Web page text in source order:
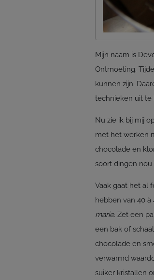
Mijn naam is
Ontmoeting.
kunnen zijn.
technieken uit te
Nu zie ik bij mij
met het werken
chocolade en
soort dingen nou
Vaak gaat het al
hebben van 40
marie. Zet een
een bak of
chocolade en
verwarmd
suiker kristallen